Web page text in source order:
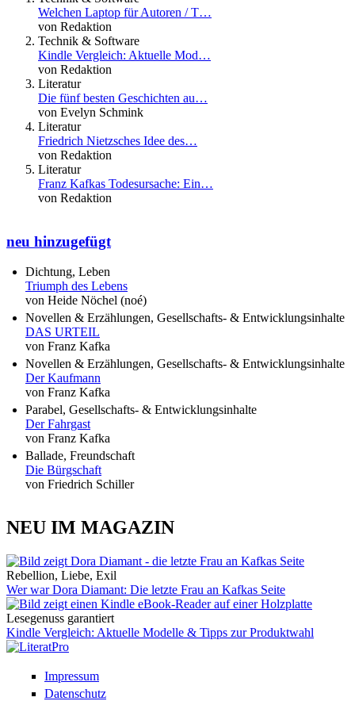
Welchen Laptop für Autoren / T…
von Redaktion
Technik & Software
Kindle Vergleich: Aktuelle Mod…
von Redaktion
Literatur
Die fünf besten Geschichten au…
von Evelyn Schmink
Literatur
Friedrich Nietzsches Idee des…
von Redaktion
Literatur
Franz Kafkas Todesursache: Ein…
von Redaktion
neu hinzugefügt
Dichtung, Leben
Triumph des Lebens
von Heide Nöchel (noé)
Novellen & Erzählungen, Gesellschafts- & Entwicklungsinhalte
DAS URTEIL
von Franz Kafka
Novellen & Erzählungen, Gesellschafts- & Entwicklungsinhalte
Der Kaufmann
von Franz Kafka
Parabel, Gesellschafts- & Entwicklungsinhalte
Der Fahrgast
von Franz Kafka
Ballade, Freundschaft
Die Bürgschaft
von Friedrich Schiller
NEU IM MAGAZIN
Rebellion, Liebe, Exil
Wer war Dora Diamant: Die letzte Frau an Kafkas Seite
Lesegenuss garantiert
Kindle Vergleich: Aktuelle Modelle & Tipps zur Produktwahl
Impressum
Datenschutz